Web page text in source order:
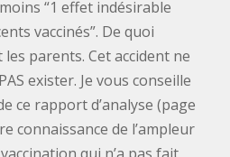
“1 effet indésirable
vaccinés”. De quoi
parents. Cet accident ne
exister. Je vous conseille
ce rapport d’analyse (page
connaissance de l’ampleur